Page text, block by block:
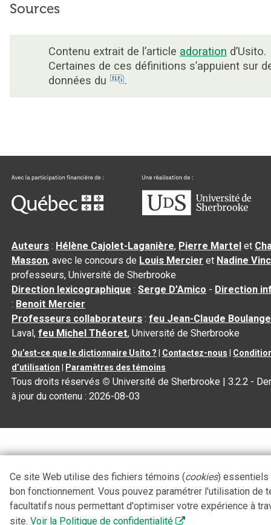
Sources
Contenu extrait de l’article adoration d’Usito.
Certaines de ces définitions s’appuient sur
données du
.
Auteurs : Hélène Cajolet-Laganière, Pierre Martel et
Masson, avec le concours de Louis Mercier et Nadine
professeurs, Université de Sherbrooke
Direction lexicographique :Serge D’Amico - Direction
: Benoit Mercier
Professeurs collaborateurs :feu Jean-Claude
Laval,feu Michel Théoret, Université de Sherbrooke
Qu’est-ce que le dictionnaire Usito ? Contactez-nous
d’utilisation
Paramètres des témoins
Tous droits réservés © Université de Sherbrooke |3.2.2 -
à jour du contenu :2026-08-03
Ce site Web utilise des fichiers témoins (cookies) essentiels
bon fonctionnement. Vous pouvez paramétrer l'utilisation de
facultatifs nous permettant d'optimiser votre expérience à
site. Voir la Politique de confidentialité